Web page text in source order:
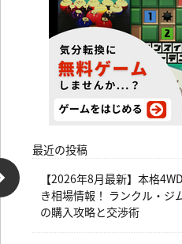
最近の投稿
【2026年8月最新】本格
き相場情報！ ランクル・ジ
の購入攻略と交渉術